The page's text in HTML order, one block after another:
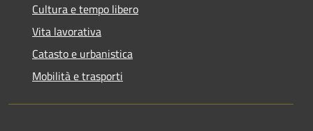
Cultura e tempo libero
Vita lavorativa
Catasto e urbanistica
Mobilità e trasporti